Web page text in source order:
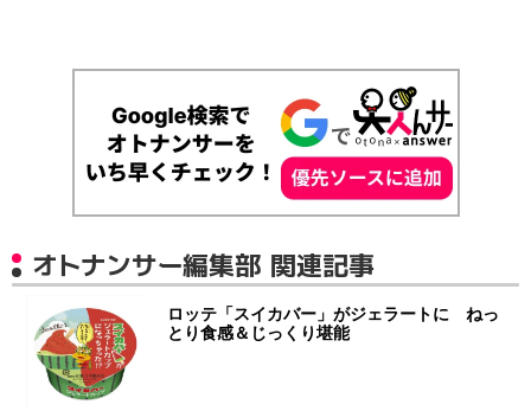
オトナンサー編集部 関連記事
ロッテ「スイカバー」がジェラートに ねっ
とり食感＆じっくり堪能